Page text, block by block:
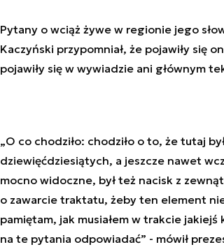
Pytany o wciąż żywe w regionie jego
Kaczyński przypomniał, że pojawiły się
pojawiły się w wywiadzie ani głównym
„O co chodziło: chodziło o to, że tutaj
dziewięćdziesiątych, a jeszcze nawet
mocno widoczne, był też nacisk z
o zawarcie traktatu, żeby ten element
pamiętam, jak musiałem w trakcie
na te pytania odpowiadać” - mówił